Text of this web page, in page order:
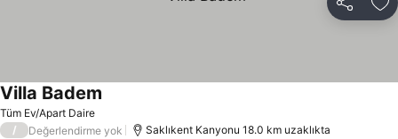
Paylaş
Tüm Ev/Apart Daire
Villa Badem
/ Değerlendirme yok Saklıkent Kanyonu 18.0 km uzaklıkta